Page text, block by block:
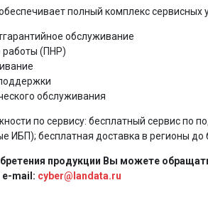
полный комплекс сервисных
обслуживание
работы (ПНР)
обслуживания
по сервису: бесплатный сервис по
бесплатная доставка в регионы до
продукции Вы можете
e-mail: cyber@landata.ru